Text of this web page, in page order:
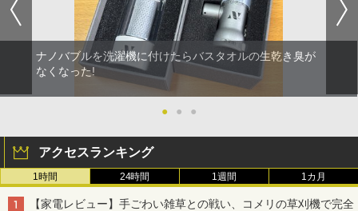
ナノバブルを洗濯機に付けたらバスタオルの生乾き臭が
なくなった!
● ● ●
アクセスランキング
1時間 24時間 1週間 1カ月
【家電レビュー】手ごわい雑草との戦い、コメリの草刈機で完全